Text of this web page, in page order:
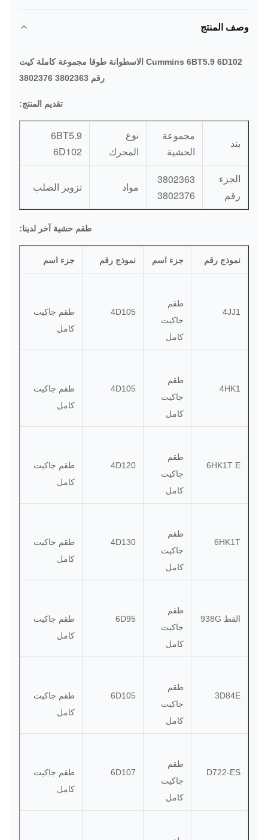
وصف المنتج
Cummins 6BT5.9 6D102 الاسطوانة طوقا مجموعة كاملة كيت
رقم 3802363 3802376
تقديم المنتج:
بند
مجموعة
الحشية
نوع
المحرك
6BT5.9
6D102
الجزء
رقم
3802363
3802376
مواد تزوير الصلب
طقم حشية آخر لدينا:
نموذج رقم جزء اسم نموذج رقم جزء اسم
4JJ1
طقم
جاكيت
كامل
4D105
طقم جاكيت
كامل
4HK1
طقم
جاكيت
كامل
4D105
طقم جاكيت
كامل
6HK1T E
طقم
جاكيت
كامل
4D120
طقم جاكيت
كامل
6HK1T
طقم
جاكيت
كامل
4D130
طقم جاكيت
كامل
القط 938G
طقم
جاكيت
كامل
6D95
طقم جاكيت
كامل
3D84E
طقم
جاكيت
كامل
6D105
طقم جاكيت
كامل
D722-ES
طقم
جاكيت
كامل
6D107
طقم جاكيت
كامل